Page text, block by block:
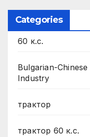
Categories
60 к.с.
Bulgarian-
Industry
трактор
трактор 60 к.с.